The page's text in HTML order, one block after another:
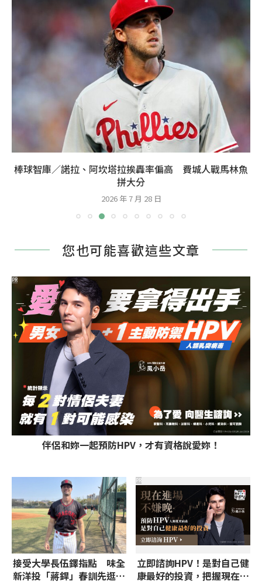
棒球智庫／諾拉、阿坎塔拉挨轟率偏高 費城人戰馬林魚
拼大分
2026 年 7 月 28 日
您也可能喜歡這些文章
伴侶和妳一起預防HPV，才有資格說愛妳！
PR
接受大學長伍鐸指點 味全
新洋投「蔣銲」春訓先逛斗
立即諮詢HPV！是對自己健
康最好的投資，把握現在不
PR